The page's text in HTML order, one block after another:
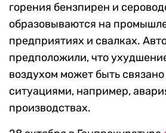
горения бензпирен и
образовываются на
предприятиях и свалках.
предположили, что
воздухом может быть
ситуациями, например,
производствах.